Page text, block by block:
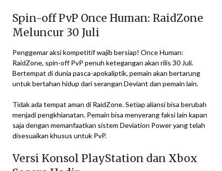
Spin-off PvP Once Human: RaidZone
Meluncur 30 Juli
Penggemar aksi kompetitif wajib bersiap! Once Human:
RaidZone, spin-off PvP penuh ketegangan akan rilis 30 Juli.
Bertempat di dunia pasca-apokaliptik, pemain akan bertarung
untuk bertahan hidup dari serangan Deviant dan pemain lain.
Tidak ada tempat aman di RaidZone. Setiap aliansi bisa berubah
menjadi pengkhianatan. Pemain bisa menyerang faksi lain kapan
saja dengan memanfaatkan sistem Deviation Power yang telah
disesuaikan khusus untuk PvP.
Versi Konsol PlayStation dan Xbox